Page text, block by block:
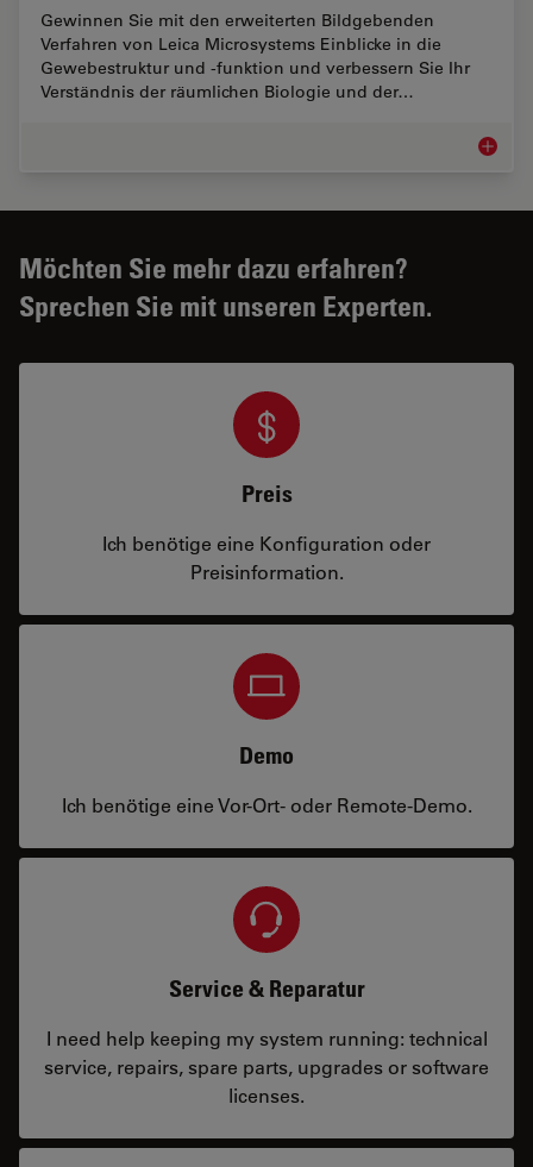
Gewinnen Sie mit den erweiterten Bildgebenden
Verfahren von Leica Microsystems Einblicke in die
Gewebestruktur und -funktion und verbessern Sie Ihr
Verständnis der räumlichen Biologie und der…
Möchten Sie mehr dazu erfahren?
Sprechen Sie mit unseren Experten.
Preis
Ich benötige eine Konfiguration oder
Preisinformation.
Demo
Ich benötige eine Vor-Ort- oder Remote-Demo.
Service & Reparatur
I need help keeping my system running: technical
service, repairs, spare parts, upgrades or software
licenses.